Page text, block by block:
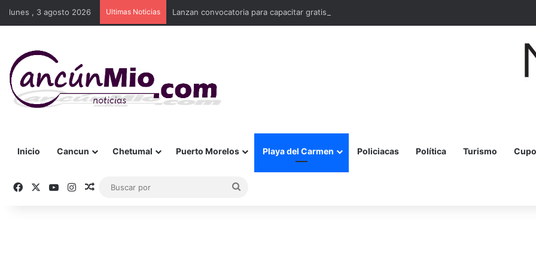
lunes , 3 agosto 2026 Ultimas Noticias Lanzan convocatoria para capacitar gratis a 10 mil mujeres en bordado maya en Quintana Roo
Inicio Cancun Chetumal Puerto Morelos Playa del Carmen Policiacas Política Turismo
FacebookYouTubeInstagram
Publicación al azar